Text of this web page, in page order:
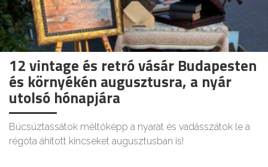
12 vintage és retró vásár Budapesten
és környékén augusztusra, a nyár
utolsó hónapjára
Búcsúztassátok méltóképp a nyarat és vadásszátok le a
régóta áhított kincseket augusztusban is!